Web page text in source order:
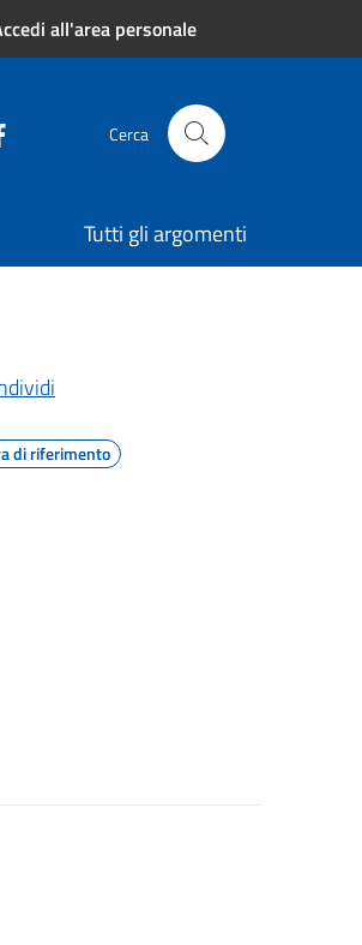
all'area personale
Cerca
Tutti gli argomenti
di riferimento